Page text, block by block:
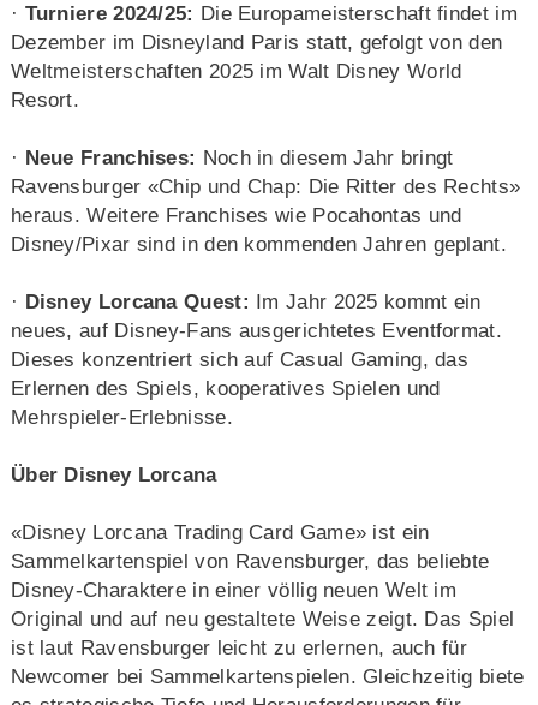
· Turniere 2024/25: Die Europameisterschaft findet im
Dezember im Disneyland Paris statt, gefolgt von den
Weltmeisterschaften 2025 im Walt Disney World
Resort.
· Neue Franchises: Noch in diesem Jahr bringt
Ravensburger «Chip und Chap: Die Ritter des Rechts»
heraus. Weitere Franchises wie Pocahontas und
Disney/Pixar sind in den kommenden Jahren geplant.
· Disney Lorcana Quest: Im Jahr 2025 kommt ein
neues, auf Disney-Fans ausgerichtetes Eventformat.
Dieses konzentriert sich auf Casual Gaming, das
Erlernen des Spiels, kooperatives Spielen und
Mehrspieler-Erlebnisse.
Über Disney Lorcana
«Disney Lorcana Trading Card Game» ist ein
Sammelkartenspiel von Ravensburger, das beliebte
Disney-Charaktere in einer völlig neuen Welt im
Original und auf neu gestaltete Weise zeigt. Das Spiel
ist laut Ravensburger leicht zu erlernen, auch für
Newcomer bei Sammelkartenspielen. Gleichzeitig biete